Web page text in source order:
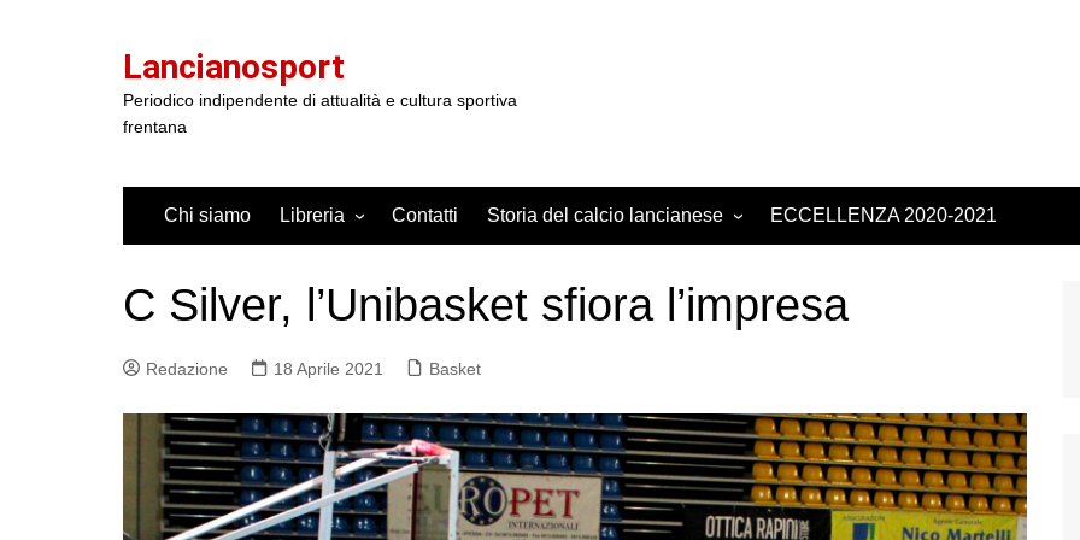
Lancianosport
Periodico indipendente di attualità e cultura sportiva
frentana
Chi siamo Libreria Contatti Storia del calcio lancianese ECCELLENZA 2020-2021
C Silver, l’Unibasket sfiora l’impresa
Redazione 18 Aprile 2021 Basket